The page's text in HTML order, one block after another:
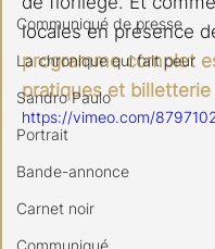
Communiqué de presse
La chronique qui fait peur
Sandro Paulo
Portrait
Bande-annonce
Carnet noir
Communiqué
locales en présence
programme complet
pratiques et billetterie
https://vimeo.com/